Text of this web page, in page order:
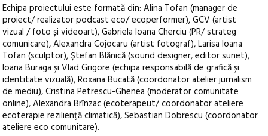
Echipa proiectului este formată din: Alina Tofan (manager de
proiect/ realizator podcast eco/ ecoperformer), GCV (artist
vizual / foto și videoart), Gabriela Ioana Cherciu (PR/ strateg
comunicare), Alexandra Cojocaru (artist fotograf), Larisa Ioana
Tofan (sculptor), Ștefan Blănică (sound designer, editor sunet),
Ioana Buraga și Vlad Grigore (echipa responsabilă de grafică și
identitate vizuală), Roxana Bucată (coordonator atelier jurnalism
de mediu), Cristina Petrescu-Ghenea (moderator comunitate
online), Alexandra Brînzac (ecoterapeut/ coordonator ateliere
ecoterapie reziliență climatică), Sebastian Dobrescu (coordonator
ateliere eco comunitare).